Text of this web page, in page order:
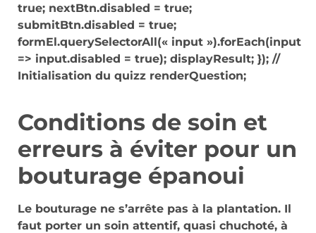
true; nextBtn.disabled = true;
submitBtn.disabled = true;
formEl.querySelectorAll(« input »).forEach(input
=> input.disabled = true); displayResult; }); //
Initialisation du quizz renderQuestion;
Conditions de soin et
erreurs à éviter pour un
bouturage épanoui
Le bouturage ne s’arrête pas à la plantation. Il
faut porter un soin attentif, quasi chuchoté, à